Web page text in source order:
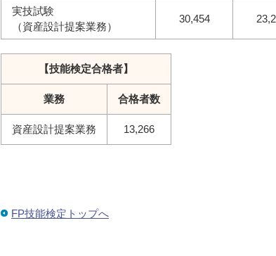
実技試験
（資産設計提案業務）
30,454
【技能検定合格者】
業務 合格者数
資産設計提案業務 13,266
FP技能検定トップへ